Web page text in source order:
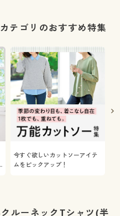
テゴリのおすすめ特集
今すぐ欲しいカットソーアイテ
ムをピックアップ！
ルーネックTシャツ(半